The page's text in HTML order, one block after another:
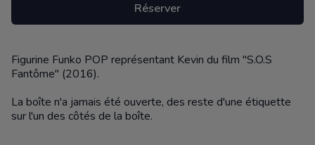
Réserver
Description
Figurine Funko POP représentant Kevin du film "S.O.S
Fantôme" (2016).
La boîte n'a jamais été ouverte, des reste d'une étiquette
sur l'un des côtés de la boîte.